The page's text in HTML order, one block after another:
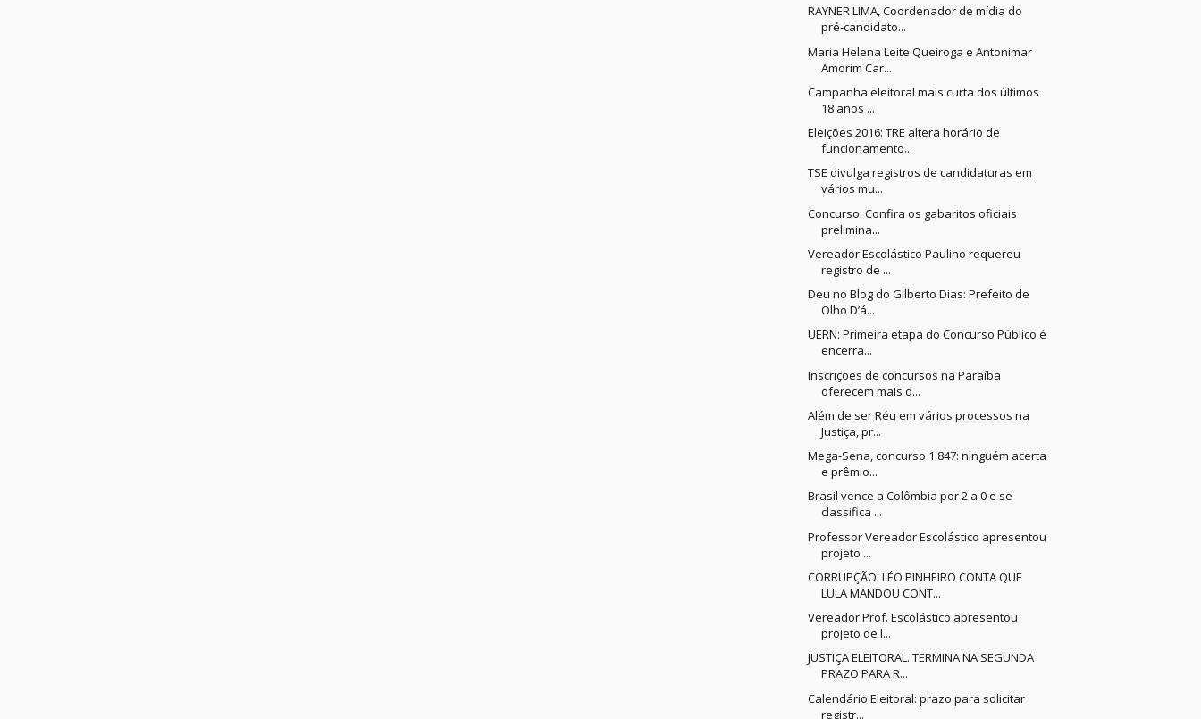
RAYNER LIMA, Coordenador de mídia do
pré-candidato...
Maria Helena Leite Queiroga e Antonimar
Amorim Car...
Campanha eleitoral mais curta dos últimos
18 anos ...
Eleições 2016: TRE altera horário de
funcionamento...
TSE divulga registros de candidaturas em
vários mu...
Concurso: Confira os gabaritos oficiais
prelimina...
Vereador Escolástico Paulino requereu
registro de ...
Deu no Blog do Gilberto Dias: Prefeito de
Olho D’á...
UERN: Primeira etapa do Concurso Público é
encerra...
Inscrições de concursos na Paraíba
oferecem mais d...
Além de ser Réu em vários processos na
Justiça, pr...
Mega-Sena, concurso 1.847: ninguém acerta
e prêmio...
Brasil vence a Colômbia por 2 a 0 e se
classifica ...
Professor Vereador Escolástico apresentou
projeto ...
CORRUPÇÃO: LÉO PINHEIRO CONTA QUE
LULA MANDOU CONT...
Vereador Prof. Escolástico apresentou
projeto de l...
JUSTIÇA ELEITORAL. TERMINA NA SEGUNDA
PRAZO PARA R...
Calendário Eleitoral: prazo para solicitar
registr...